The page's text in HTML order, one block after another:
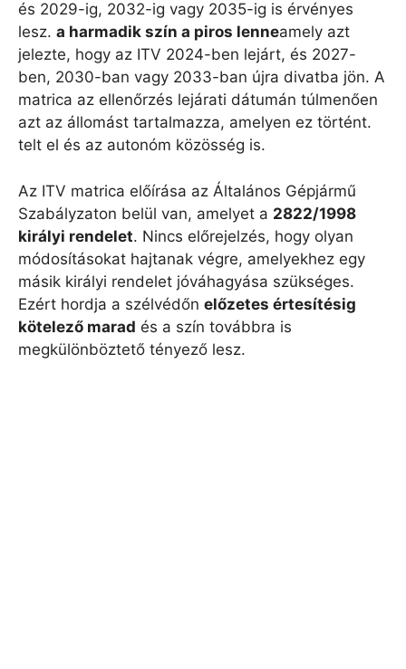
és 2029-ig, 2032-ig vagy 2035-ig is érvényes
lesz. a harmadik szín a piros lenneamely azt
jelezte, hogy az ITV 2024-ben lejárt, és 2027-
ben, 2030-ban vagy 2033-ban újra divatba jön. A
matrica az ellenőrzés lejárati dátumán túlmenően
azt az állomást tartalmazza, amelyen ez történt.
telt el és az autonóm közösség is.
Az ITV matrica előírása az Általános Gépjármű
Szabályzaton belül van, amelyet a 2822/1998
királyi rendelet. Nincs előrejelzés, hogy olyan
módosításokat hajtanak végre, amelyekhez egy
másik királyi rendelet jóváhagyása szükséges.
Ezért hordja a szélvédőn előzetes értesítésig
kötelező marad és a szín továbbra is
megkülönböztető tényező lesz.